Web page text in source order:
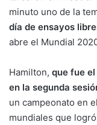
minuto uno de la
día de ensayos
abre el Mundial
Hamilton, que fue
en la segunda
un campeonato en
mundiales que